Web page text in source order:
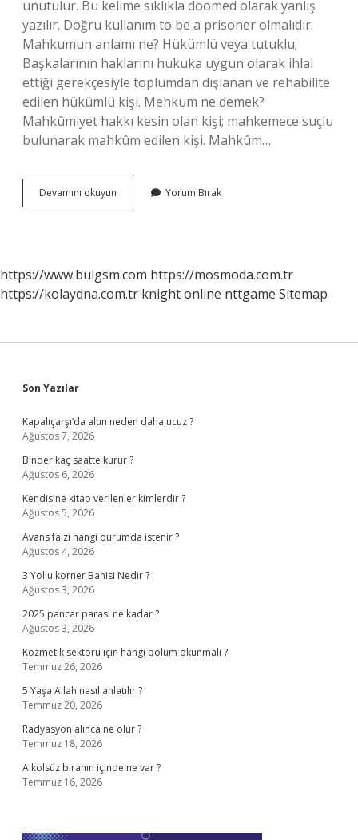
unutulur. Bu kelime sıklıkla doomed olarak yanlış
yazılır. Doğru kullanım to be a prisoner olmalıdır.
Mahkumun anlamı ne? Hükümlü veya tutuklu;
Başkalarının haklarını hukuka uygun olarak ihlal
ettiği gerekçesiyle toplumdan dışlanan ve rehabilite
edilen hükümlü kişi. Mehkum ne demek?
Mahkûmiyet hakkı kesin olan kişi; mahkemece suçlu
bulunarak mahkûm edilen kişi. Mahkûm…
Devamını okuyun Mahkum
Mu
Yorum Bırak
https://www.bulgsm.com https://mosmoda.com.tr
https://kolaydna.com.tr knight online nttgame Sitemap
Sidebar
Son Yazılar
Kapalıçarşı’da altın neden daha ucuz ?
Ağustos 7, 2026
Binder kaç saatte kurur ?
Ağustos 6, 2026
Kendisine kitap verilenler kimlerdir ?
Ağustos 5, 2026
Avans faizi hangi durumda istenir ?
Ağustos 4, 2026
3 Yollu korner Bahisi Nedir ?
Ağustos 3, 2026
2025 pancar parası ne kadar ?
Ağustos 3, 2026
Kozmetik sektörü için hangi bölüm okunmalı ?
Temmuz 26, 2026
5 Yaşa Allah nasıl anlatılır ?
Temmuz 20, 2026
Radyasyon alınca ne olur ?
Temmuz 18, 2026
Alkolsüz biranın içinde ne var ?
Temmuz 16, 2026